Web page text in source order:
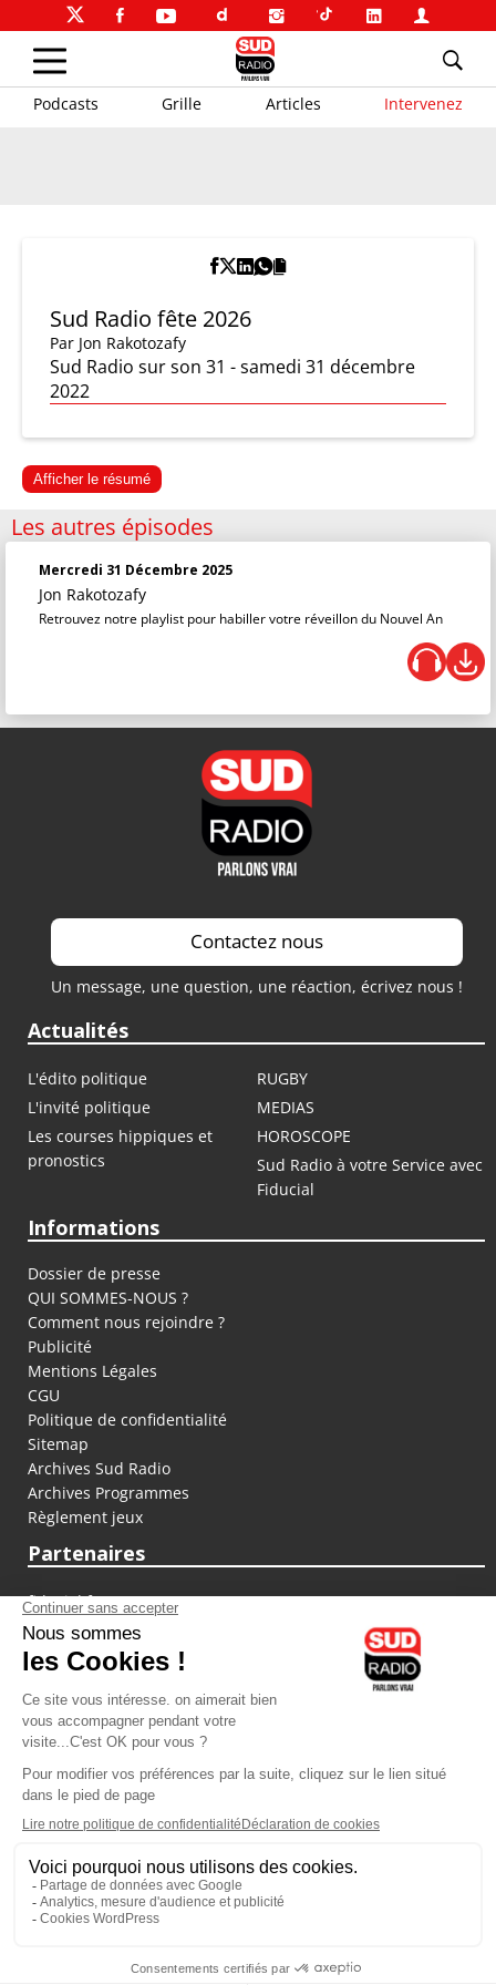
Podcasts Grille Articles Intervenez
Sud Radio fête 2026
Par Jon Rakotozafy
Sud Radio sur son 31 - samedi 31 décembre
2022
Afficher le résumé
Les autres épisodes
Mercredi 31 Décembre 2025
Jon Rakotozafy
Retrouvez notre playlist pour habiller votre réveillon du Nouvel An
Contactez nous
Un message, une question, une réaction, écrivez nous !
Actualités
L'édito politique
RUGBY
L'invité politique
MEDIAS
Les courses hippiques et
pronostics
HOROSCOPE
Sud Radio à votre Service avec
Fiducial
Informations
Dossier de presse
QUI SOMMES-NOUS ?
Comment nous rejoindre ?
Publicité
Mentions Légales
CGU
Politique de confidentialité
Sitemap
Archives Sud Radio
Archives Programmes
Règlement jeux
Partenaires
fiducial.fr
lyoncapitale.fr
olympique-et-lyonnais.com
L'application Iphone / Android
Téléchargez l'application
Les cookies
Gestion des cookies
Crédit photos : ©Sud Radio / Pierre Olivier